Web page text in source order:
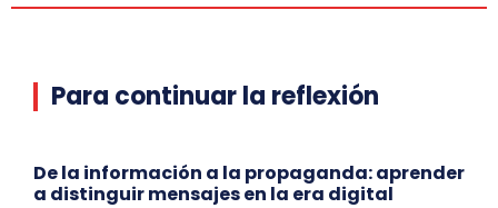
Para continuar la reflexión
De la información a la propaganda: aprender
a distinguir mensajes en la era digital